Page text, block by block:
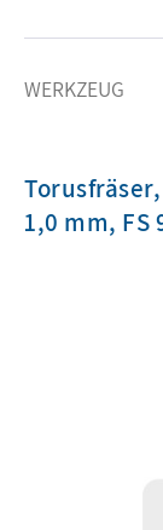
WERKZEUG
1,0 mm, FS